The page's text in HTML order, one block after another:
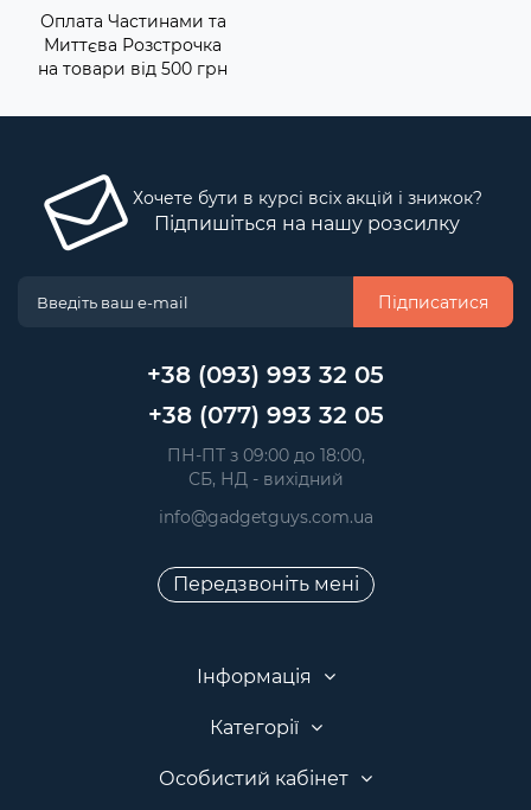
Оплата Частинами та
Миттєва Розстрочка
на товари від 500 грн
Хочете бути в курсі всіх акцій і знижок?
Підпишіться на нашу розсилку
Підписатися
+38 (093) 993 32 05
+38 (077) 993 32 05
ПН-ПТ з 09:00 до 18:00,
СБ, НД - вихідний
info@gadgetguys.com.ua
Передзвоніть мені
Інформація
Категорії
Особистий кабінет